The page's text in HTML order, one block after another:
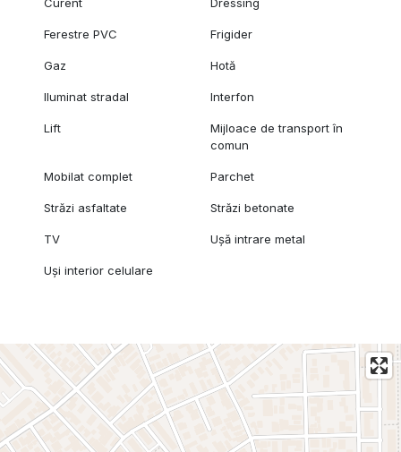
Ferestre PVC Frigider
Gaz Hotă
Iluminat stradal Interfon
Lift
Mijloace de transport în
comun
Mobilat complet Parchet
Străzi asfaltate Străzi betonate
TV Ușă intrare metal
Uși interior celulare